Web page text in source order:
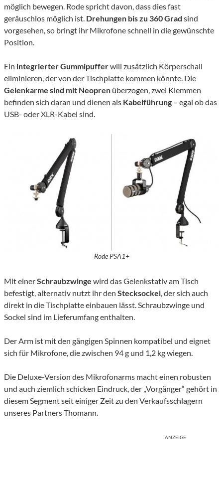
möglich bewegen. Rode spricht davon, dass dies fast
geräuschlos möglich ist. Drehungen bis zu 360 Grad sind
vorgesehen, so bringt ihr Mikrofone schnell in die gewünschte
Position.
Ein integrierter Gummipufferwill zusätzlich Körperschall
eliminieren, der von der Tischplatte kommen könnte. Die
Gelenkarme sind mit Neopren überzogen, zwei Klemmen
befinden sich daran und dienen als Kabelführung – egal ob das
USB- oder XLR-Kabel sind.
Rode PSA1+
Mit einerSchraubzwinge wird das Gelenkstativ am Tisch
befestigt, alternativ nutzt ihr den Stecksockel , der sich auch
direkt in die Tischplatte einbauen lässt. Schraubzwinge und
Sockel sind im Lieferumfang enthalten.
Der Arm ist mit den gängigen Spinnen kompatibel und eignet
sich für Mikrofone, die zwischen 94 g und 1,2 kg wiegen.
Die Deluxe-Version des Mikrofonarms macht einen robusten
und auch ziemlich schicken Eindruck, der „Vorgänger“ gehört in
diesem Segment seit einiger Zeit zu den Verkaufsschlagern
unseres Partners Thomann.
ANZEIGE